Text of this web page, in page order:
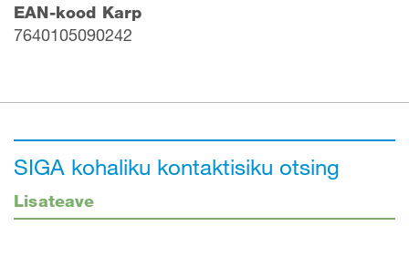
EAN-kood Karp
7640105090242
SIGA kohaliku kontaktisiku otsing
Lisateave